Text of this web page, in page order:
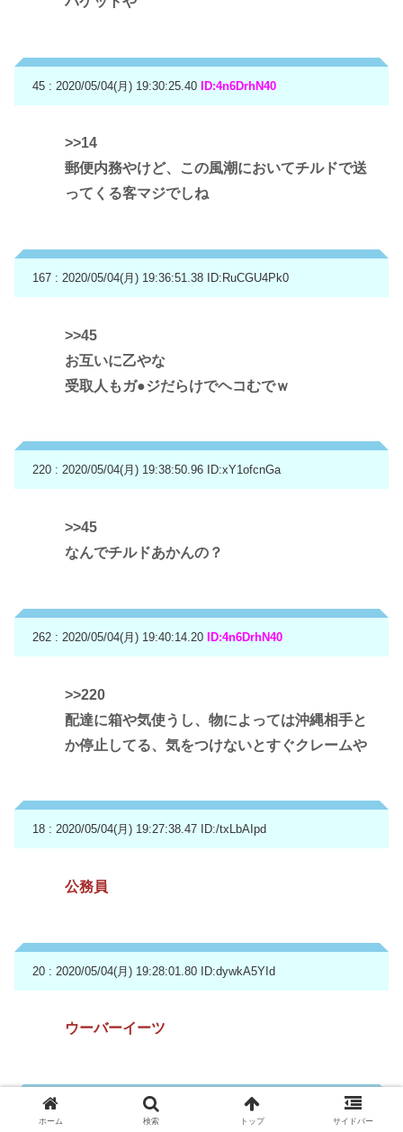
45 : 2020/05/04(月) 19:30:25.40 ID:4n6DrhN40
>>14
郵便内務やけど、この風潮においてチルドで送
ってくる客マジでしね
167 : 2020/05/04(月) 19:36:51.38 ID:RuCGU4Pk0
>>45
お互いに乙やな
受取人もガ●ジだらけでヘコむでｗ
220 : 2020/05/04(月) 19:38:50.96 ID:xY1ofcnGa
>>45
なんでチルドあかんの？
262 : 2020/05/04(月) 19:40:14.20 ID:4n6DrhN40
>>220
配達に箱や気使うし、物によっては沖縄相手と
か停止してる、気をつけないとすぐクレームや
18 : 2020/05/04(月) 19:27:38.47 ID:/txLbAIpd
公務員
20 : 2020/05/04(月) 19:28:01.80 ID:dywkA5YId
ウーバーイーツ
21 : 2020/05/04(月) 19:28:03.29 ID:knhWic5k0
ホーム 検索 トップ サイドバー